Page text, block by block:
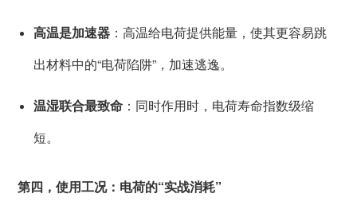
高温是加速器 ：高温给电荷提供能量，使其更容易跳
出材料中的“电荷陷阱”，加速逃逸。
温湿联合最致命 ：同时作用时，电荷寿命指数级缩
短。
第四，使用工况：电荷的“实战消耗”